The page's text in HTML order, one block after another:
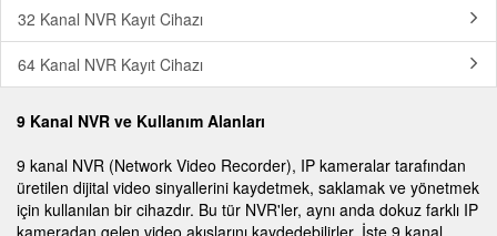
32 Kanal NVR Kayıt Cihazı
64 Kanal NVR Kayıt Cihazı
9 Kanal NVR ve Kullanım Alanları
9 kanal NVR (Network Video Recorder), IP kameralar tarafından
üretilen dijital video sinyallerini kaydetmek, saklamak ve yönetmek
için kullanılan bir cihazdır. Bu tür NVR'ler, aynı anda dokuz farklı IP
kameradan gelen video akışlarını kaydedebilirler. İşte 9 kanal